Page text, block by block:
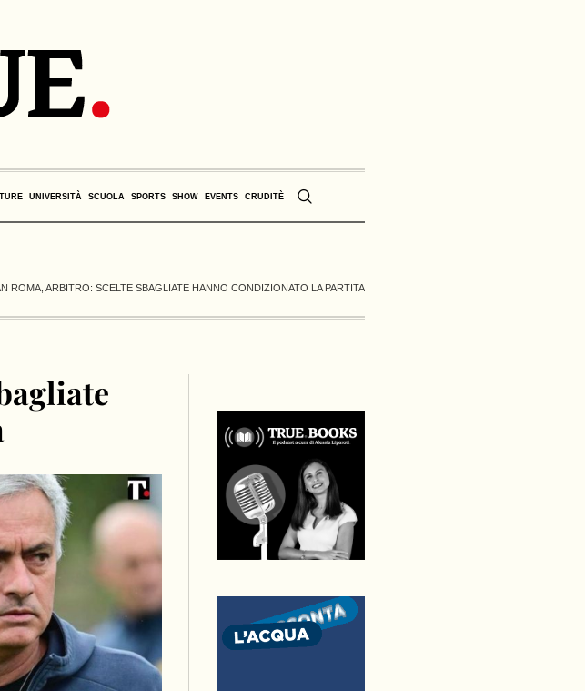
UNIVERSITÀ SCUOLA SPORTS SHOW EVENTS CRUDITÈ
ROMA, ARBITRO: SCELTE SBAGLIATE HANNO CONDIZIONATO LA PARTITA